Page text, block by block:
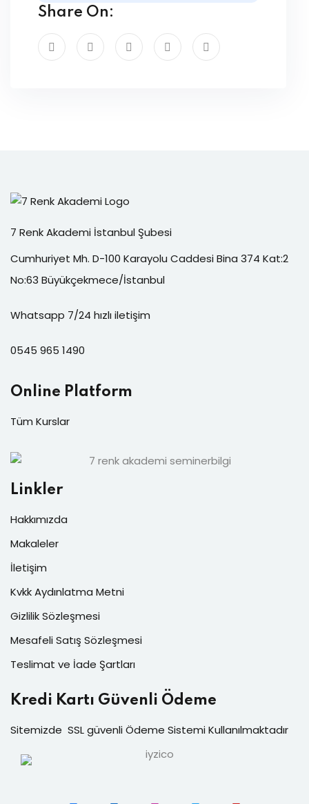
Share On:
7 Renk Akademi İstanbul Şubesi
Cumhuriyet Mh. D-100 Karayolu Caddesi Bina 374 Kat:2
No:63 Büyükçekmece/İstanbul
Whatsapp 7/24 hızlı iletişim
0545 965 1490
Online Platform
Tüm Kurslar
Linkler
Hakkımızda
Makaleler
İletişim
Kvkk Aydınlatma Metni
Gizlilik Sözleşmesi
Mesafeli Satış Sözleşmesi
Teslimat ve İade Şartları
Kredi Kartı Güvenli Ödeme
Sitemizde SSL güvenli Ödeme Sistemi Kullanılmaktadır